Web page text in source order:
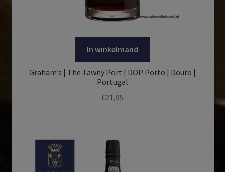
In winkelmand
Graham’s | The Tawny Port | DOP Porto | Douro |
Portugal
€21,95